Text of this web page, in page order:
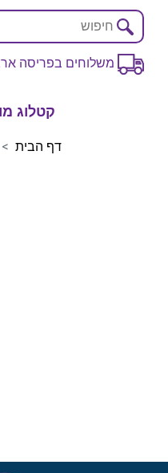
משלוחים בפריסה
קטלוג
דף הבית